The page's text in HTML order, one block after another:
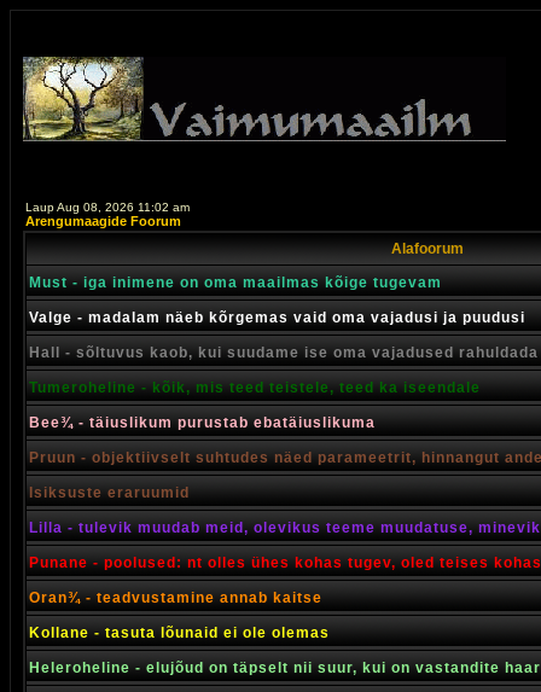
Laup Aug 08, 2026 11:02 am
Arengumaagide Foorum
Alafoorum
Must - iga inimene on oma maailmas kõige tugevam
Valge - madalam näeb kõrgemas vaid oma vajadusi ja puudusi
Hall - sõltuvus kaob, kui suudame ise oma vajadused rahuldada
Tumeroheline - kõik, mis teed teistele, teed ka iseendale
Bee¾ - täiuslikum purustab ebatäiuslikuma
Pruun - objektiivselt suhtudes näed parameetrit, hinnangut
Isiksuste eraruumid
Lilla - tulevik muudab meid, olevikus teeme muudatuse,
Punane - poolused: nt olles ühes kohas tugev, oled teises
Oran¾ - teadvustamine annab kaitse
Kollane - tasuta lõunaid ei ole olemas
Heleroheline - elujõud on täpselt nii suur, kui on vastandite